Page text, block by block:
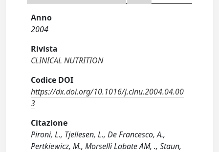
Anno
2004
Rivista
CLINICAL NUTRITION
Codice DOI
https://dx.doi.org/10.1016/j.clnu.2004.04.00
3
Citazione
Pironi, L., Tjellesen, L., De Francesco, A.,
Pertkiewicz, M., Morselli Labate AM, ., Staun,